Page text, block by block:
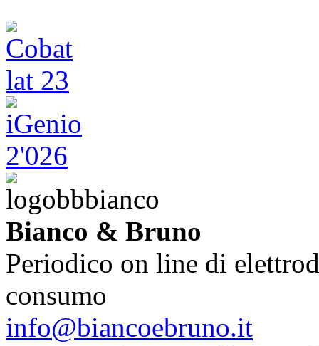
Bianco & Bruno
Periodico on line di
consumo
info@biancoebruno.it